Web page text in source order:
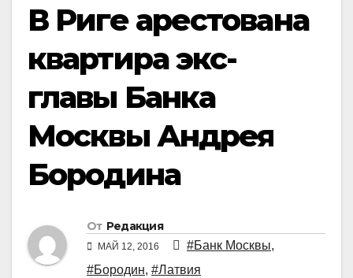
В Риге арестована
квартира экс-
главы Банка
Москвы Андрея
Бородина
От Редакция
МАЙ 12, 2016 #Банк Москвы,
#Бородин, #Латвия